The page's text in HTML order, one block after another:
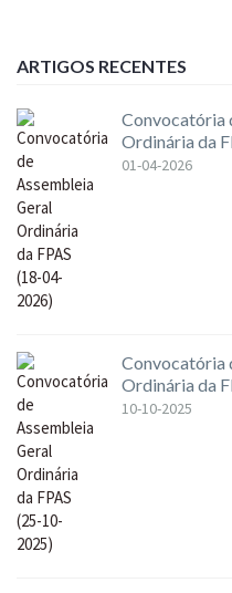
ARTIGOS RECENTES
Convocatória
Ordinária da
01-04-2026
Convocatória
Ordinária da
10-10-2025